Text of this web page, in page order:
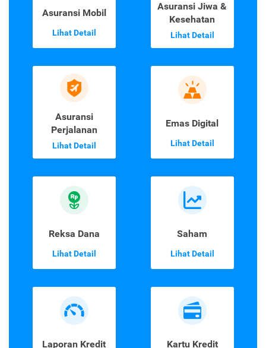
Asuransi Mobil
Lihat Detail
Asuransi Jiwa &
Kesehatan
Lihat Detail
Asuransi
Perjalanan
Lihat Detail
Emas Digital
Lihat Detail
Reksa Dana
Lihat Detail
Saham
Lihat Detail
Laporan Kredit Kartu Kredit